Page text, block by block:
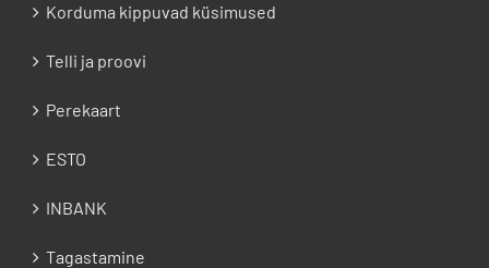
Korduma kippuvad küsimused
Telli ja proovi
Perekaart
ESTO
INBANK
Tagastamine